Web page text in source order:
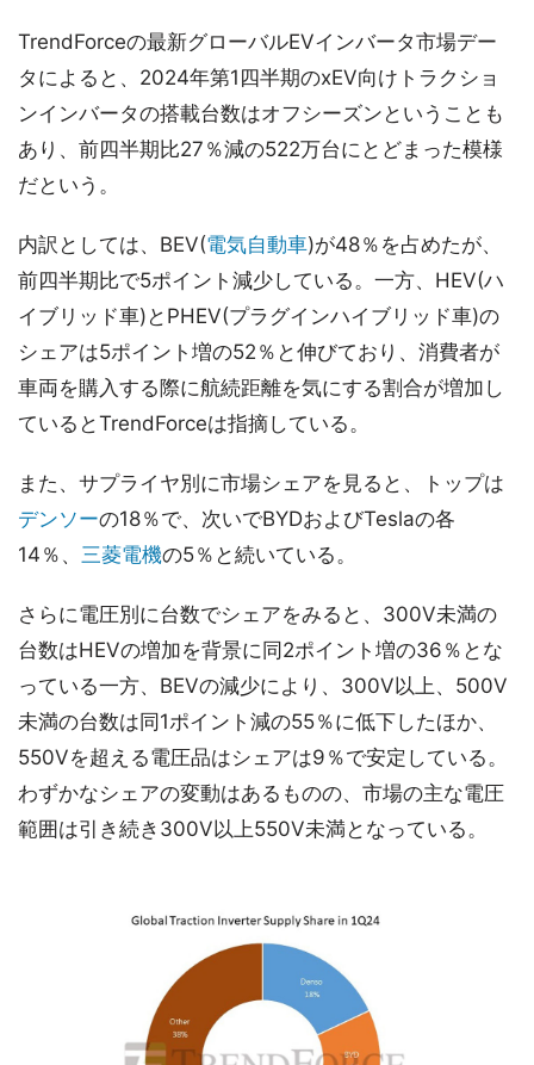
TrendForceの最新グローバルEVインバータ市場デー
タによると、2024年第1四半期のxEV向けトラクショ
ンインバータの搭載台数はオフシーズンということも
あり、前四半期比27％減の522万台にとどまった模様
だという。
内訳としては、BEV(電気自動車)が48％を占めたが、
前四半期比で5ポイント減少している。一方、HEV(ハ
イブリッド車)とPHEV(プラグインハイブリッド車)の
シェアは5ポイント増の52％と伸びており、消費者が
車両を購入する際に航続距離を気にする割合が増加し
ているとTrendForceは指摘している。
また、サプライヤ別に市場シェアを見ると、トップは
デンソーの18％で、次いでBYDおよびTeslaの各
14％、 三菱電機の5％と続いている。
さらに電圧別に台数でシェアをみると、300V未満の
台数はHEVの増加を背景に同2ポイント増の36％とな
っている一方、BEVの減少により、300V以上、500V
未満の台数は同1ポイント減の55％に低下したほか、
550Vを超える電圧品はシェアは9％で安定している。
わずかなシェアの変動はあるものの、市場の主な電圧
範囲は引き続き300V以上550V未満となっている。